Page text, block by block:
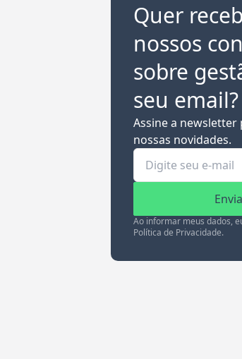
Quer
nossos
sobre
seu email?
Assine a newsletter
nossas novidades.
Ao informar meus dados,
Política de Privacidade.